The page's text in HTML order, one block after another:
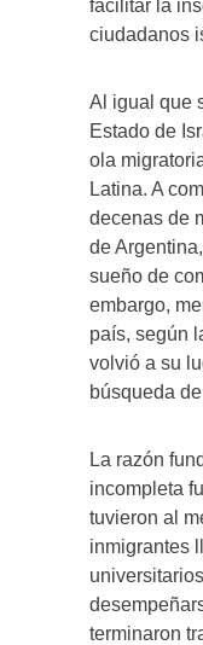
facilitar la
ciudadanos
Al igual que
Estado de
ola
Latina. A
decenas de
de
sueño de
embargo,
país, según
volvió a su
búsqueda
La razón
incompleta
tuvieron al
inmigrantes
terminaron